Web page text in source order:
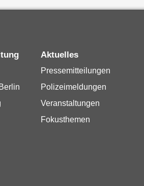
Aktuelles
Pressemitteilungen
Polizeimeldungen
Veranstaltungen
Fokusthemen